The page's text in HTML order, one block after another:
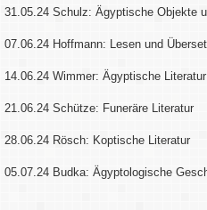
31.05.24 Schulz: Ägyptische Objekte
07.06.24 Hoffmann: Lesen und
14.06.24 Wimmer: Ägyptische Literatur
21.06.24 Schütze: Funeräre Literatur
28.06.24 Rösch: Koptische Literatur
05.07.24 Budka: Ägyptologische